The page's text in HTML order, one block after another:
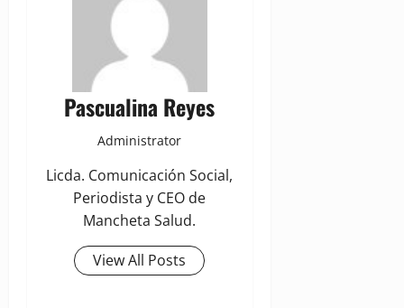
Pascualina Reyes
Administrator
Licda. Comunicación Social,
Periodista y CEO de
Mancheta Salud.
View All Posts